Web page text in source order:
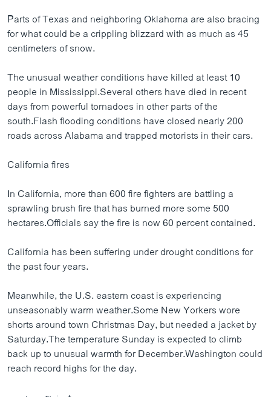
Parts of Texas and neighboring Oklahoma are also bracing
for what could be a crippling blizzard with as much as 45
centimeters of snow.
The unusual weather conditions have killed at least 10
people in Mississippi.Several others have died in recent
days from powerful tornadoes in other parts of the
south.Flash flooding conditions have closed nearly 200
roads across Alabama and trapped motorists in their cars.
California fires
In California, more than 600 fire fighters are battling a
sprawling brush fire that has burned more some 500
hectares.Officials say the fire is now 60 percent contained.
California has been suffering under drought conditions for
the past four years.
Meanwhile, the U.S. eastern coast is experiencing
unseasonably warm weather.Some New Yorkers wore
shorts around town Christmas Day, but needed a jacket by
Saturday.The temperature Sunday is expected to climb
back up to unusual warmth for December.Washington could
reach record highs for the day.